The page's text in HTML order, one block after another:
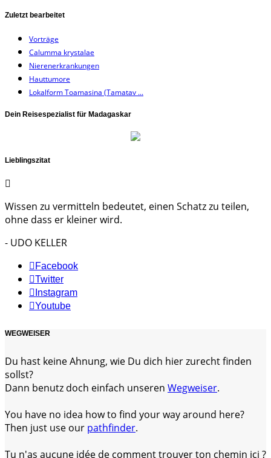
Zuletzt bearbeitet
Vorträge
Calumma krystalae
Nierenerkrankungen
Hauttumore
Lokalform Toamasina (Tamatav ...
Dein Reisespezialist für Madagaskar
Lieblingszitat
Wissen zu vermitteln bedeutet, einen Schatz zu teilen,
ohne dass er kleiner wird.
- UDO KELLER
Facebook
Twitter
Instagram
Youtube
WEGWEISER
Du hast keine Ahnung, wie Du dich hier zurecht finden
sollst?
Dann benutz doch einfach unseren Wegweiser.
You have no idea how to find your way around here?
Then just use our pathfinder.
Tu n'as aucune idée de comment trouver ton chemin ici ?